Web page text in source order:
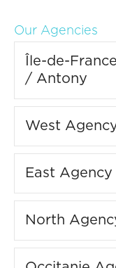
Our Agencies
Île-de-
/ Antony
West
East
North